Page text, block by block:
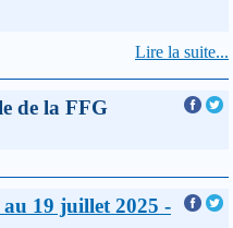
Lire la suite...
de la FFG
19 juillet 2025 -